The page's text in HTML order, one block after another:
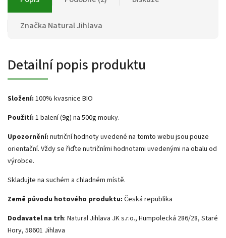
Značka Natural Jihlava
Detailní popis produktu
Složení: 100% kvasnice BIO
Použití: 1 balení (9g) na 500g mouky.
Upozornění: nutriční hodnoty uvedené na tomto webu jsou pouze
orientační. Vždy se řiďte nutričními hodnotami uvedenými na obalu od
výrobce.
Skladujte na suchém a chladném místě.
Země původu hotového produktu: Česká republika
Dodavatel na trh: Natural Jihlava JK s.r.o., Humpolecká 286/28, Staré
Hory, 58601 Jihlava